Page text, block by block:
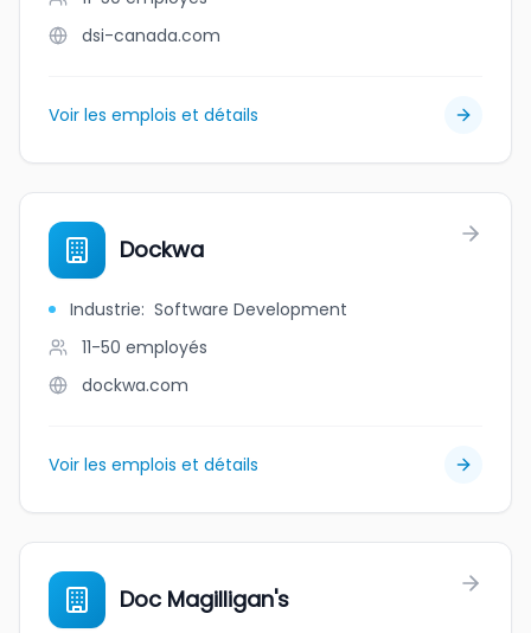
dsi-canada.com
Voir les emplois et détails
Dockwa
Industrie: Software Development
11-50 employés
dockwa.com
Voir les emplois et détails
Doc Magilligan's